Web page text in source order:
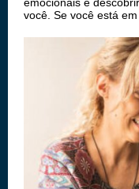
você. Se você está
clareza e orientação.